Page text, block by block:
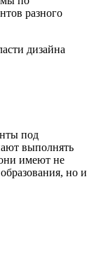
разного
дизайна
под
выполнять
имеют не
но и